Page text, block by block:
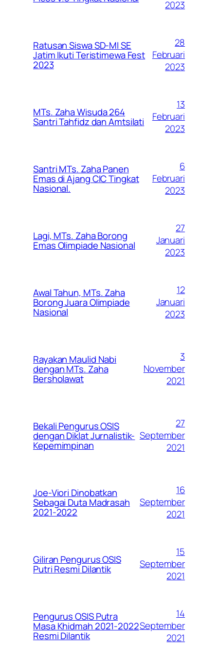
2023
Ratusan Siswa SD-MI SE
Jatim Ikuti Teristimewa Fest
2023
28
Februari
2023
MTs. Zaha Wisuda 264
Santri Tahfidz dan Amtsilati
13
Februari
2023
Santri MTs. Zaha Panen
Emas di Ajang CIC Tingkat
Nasional.
6
Februari
2023
Lagi, MTs. Zaha Borong
Emas Olimpiade Nasional
27
Januari
2023
Awal Tahun, MTs. Zaha
Borong Juara Olimpiade
Nasional
12
Januari
2023
Rayakan Maulid Nabi
dengan MTs. Zaha
Bersholawat
3
November
2021
Bekali Pengurus OSIS
dengan Diklat Jurnalistik-
Kepemimpinan
27
September
2021
Joe-Viori Dinobatkan
Sebagai Duta Madrasah
2021-2022
16
September
2021
Giliran Pengurus OSIS
Putri Resmi Dilantik
15
September
2021
Pengurus OSIS Putra
Masa Khidmah 2021-2022
Resmi Dilantik
14
September
2021